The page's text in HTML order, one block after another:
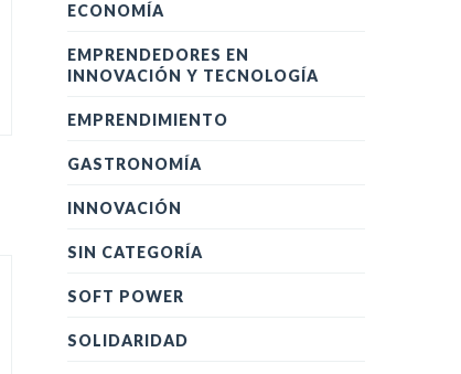
ECONOMÍA
EMPRENDEDORES EN
INNOVACIÓN Y TECNOLOGÍA
EMPRENDIMIENTO
GASTRONOMÍA
INNOVACIÓN
SIN CATEGORÍA
SOFT POWER
SOLIDARIDAD